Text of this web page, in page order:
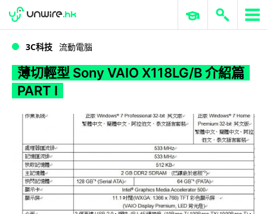
WWDC 2026 ERP 與商業 AI
3C科技 流動電腦
薄切輕型 Sony VAIO X118LG/B 介紹篇
PART I